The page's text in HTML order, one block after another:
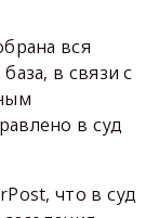
вся
в связи с
в суд
что в суд